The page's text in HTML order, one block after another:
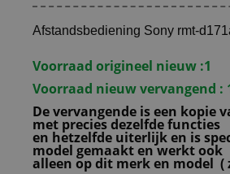
Afstandsbediening Sony rmt-
Voorraad origineel nieuw :1
Voorraad nieuw vervangend :
De vervangende is een kopie
met precies dezelfde functies
en hetzelfde uiterlijk en is
model gemaakt en werkt ook
alleen op dit merk en model (